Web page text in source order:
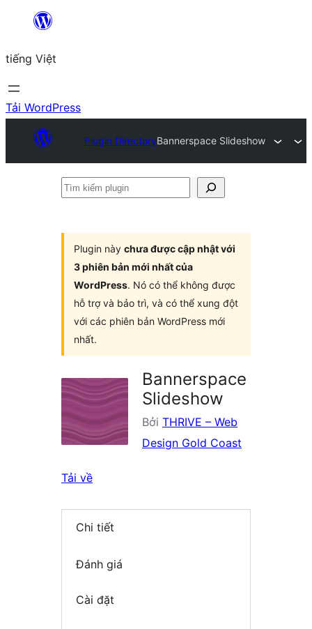
Chuyển
phần
nội
dung
tiếng Việt
Tải WordPress
Plugin DirectoryBannerspace Slideshow
Tìm
Plugin này chưa được cập nhật với
3 phiên bản mới nhất của
WordPress. Nó có thể không được
hỗ trợ và bảo trì, và có thể xung đột
với các phiên bản WordPress mới
nhất.
Bannerspace
Slideshow
Bởi THRIVE – Web
Design Gold Coast
Tải về
Chi tiết
Đánh giá
Cài đặt